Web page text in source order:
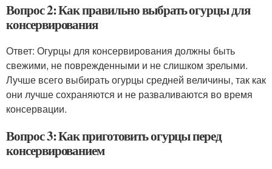
Вопрос 2: Как правильно выбрать огурцы для
консервирования
Ответ: Огурцы для консервирования должны быть
свежими, не поврежденными и не слишком зрелыми.
Лучше всего выбирать огурцы средней величины, так как
они лучше сохраняются и не разваливаются во время
консервации.
Вопрос 3: Как приготовить огурцы перед
консервированием